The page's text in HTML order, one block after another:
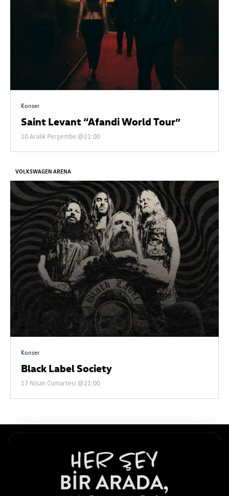
Konser
Saint Levant “Afandi World Tour”
10 Aralık Perşembe @21:00
VOLKSWAGEN ARENA
Konser
Black Label Society
17 Nisan Cumartesi @21:00